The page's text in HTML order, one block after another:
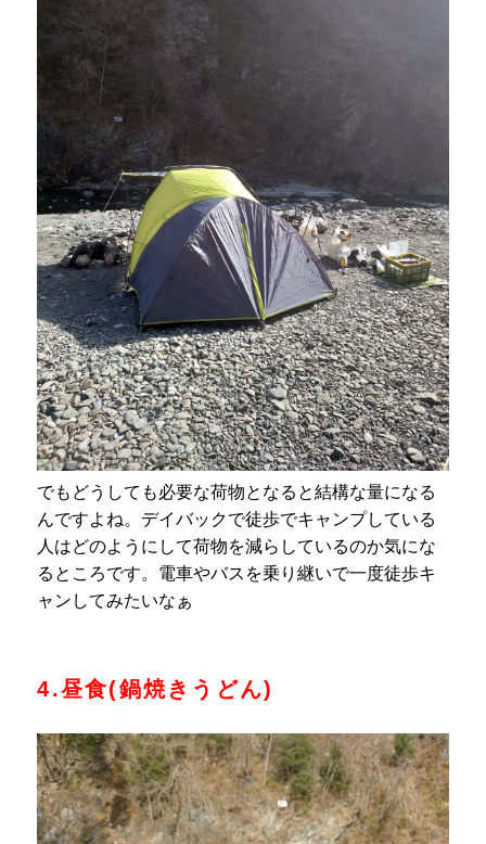
でもどうしても必要な荷物となると結構な量になる
んですよね。デイバックで徒歩でキャンプしている
人はどのようにして荷物を減らしているのか気にな
るところです。電車やバスを乗り継いで一度徒歩キ
ャンしてみたいなぁ
4.昼食(鍋焼きうどん)